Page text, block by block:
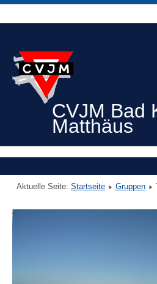
CVJM Bad
Matthäus
Aktuelle Seite: Startseite Gruppen